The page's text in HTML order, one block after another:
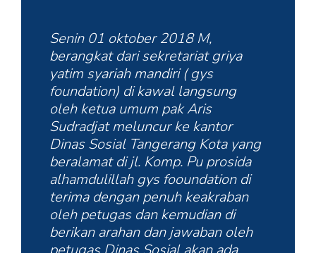
Senin 01 oktober 2018 M,
berangkat dari sekretariat griya
yatim syariah mandiri ( gys
foundation) di kawal langsung
oleh ketua umum pak Aris
Sudradjat meluncur ke kantor
Dinas Sosial Tangerang Kota yang
beralamat di jl. Komp. Pu prosida
alhamdulillah gys fooundation di
terima dengan penuh keakraban
oleh petugas dan kemudian di
berikan arahan dan jawaban oleh